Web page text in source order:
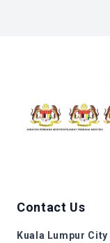
Contact Us
Kuala Lumpur City